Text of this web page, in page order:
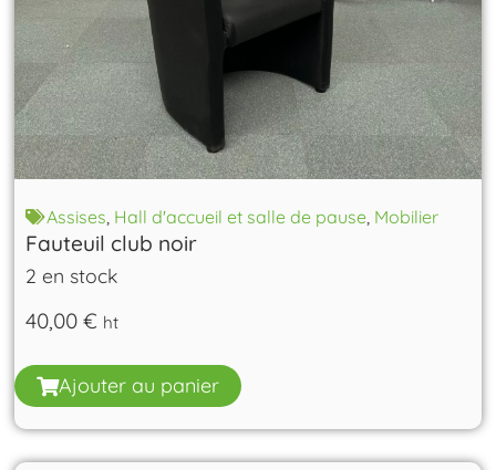
Assises Hall d'accueil et salle de pause Mobilier
Fauteuil club noir
2 en stock
40,00€ ht
Ajouter au panier